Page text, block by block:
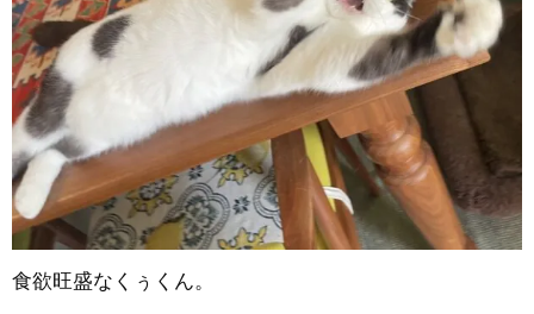
食欲旺盛なくぅくん。